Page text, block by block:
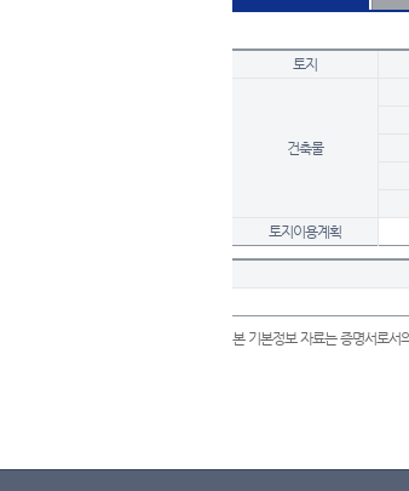
토지
건축물
토지이용계획
본 기본정보 자료는 증명서로서